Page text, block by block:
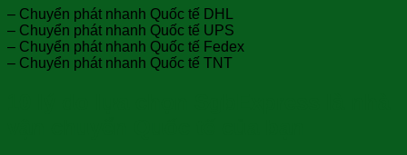
– Chuyển phát nhanh Quốc tế DHL
– Chuyển phát nhanh Quốc tế UPS
– Chuyển phát nhanh Quốc tế Fedex
– Chuyển phát nhanh Quốc tế TNT